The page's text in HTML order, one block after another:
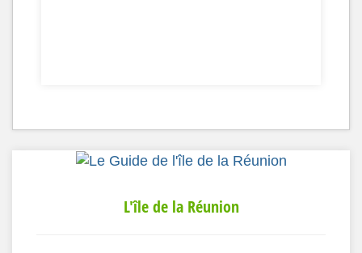
L'île de la Réunion